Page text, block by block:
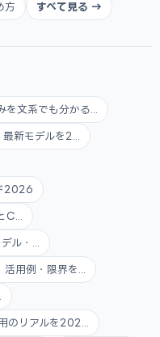
方 すべて見る →
文系でも分かる...
新モデルを2...
2026
ル・...
用例・限界を...
のリアルを202...